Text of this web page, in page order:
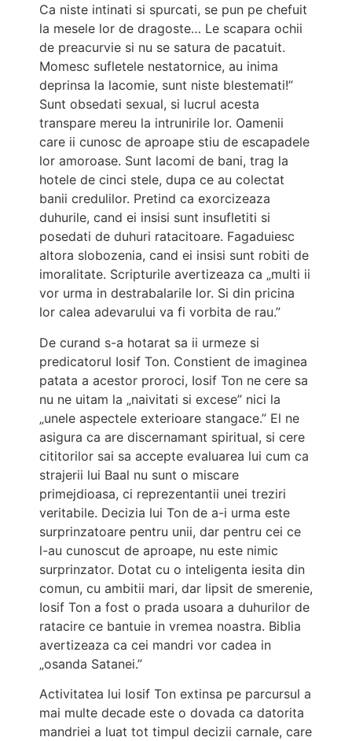
Ca niste intinati si spurcati, se pun pe chefuit
la mesele lor de dragoste… Le scapara ochii
de preacurvie si nu se satura de pacatuit.
Momesc sufletele nestatornice, au inima
deprinsa la lacomie, sunt niste blestemati!”
Sunt obsedati sexual, si lucrul acesta
transpare mereu la intrunirile lor. Oamenii
care ii cunosc de aproape stiu de escapadele
lor amoroase. Sunt lacomi de bani, trag la
hotele de cinci stele, dupa ce au colectat
banii credulilor. Pretind ca exorcizeaza
duhurile, cand ei insisi sunt insufletiti si
posedati de duhuri ratacitoare. Fagaduiesc
altora slobozenia, cand ei insisi sunt robiti de
imoralitate. Scripturile avertizeaza ca „multi ii
vor urma in destrabalarile lor. Si din pricina
lor calea adevarului va fi vorbita de rau.”
De curand s-a hotarat sa ii urmeze si
predicatorul Iosif Ton. Constient de imaginea
patata a acestor proroci, Iosif Ton ne cere sa
nu ne uitam la „naivitati si excese” nici la
„unele aspectele exterioare stangace.” El ne
asigura ca are discernamant spiritual, si cere
cititorilor sai sa accepte evaluarea lui cum ca
strajerii lui Baal nu sunt o miscare
primejdioasa, ci reprezentantii unei treziri
veritabile. Decizia lui Ton de a-i urma este
surprinzatoare pentru unii, dar pentru cei ce
l-au cunoscut de aproape, nu este nimic
surprinzator. Dotat cu o inteligenta iesita din
comun, cu ambitii mari, dar lipsit de smerenie,
Iosif Ton a fost o prada usoara a duhurilor de
ratacire ce bantuie in vremea noastra. Biblia
avertizeaza ca cei mandri vor cadea in
„osanda Satanei.”
Activitatea lui Iosif Ton extinsa pe parcursul a
mai multe decade este o dovada ca datorita
mandriei a luat tot timpul decizii carnale, care